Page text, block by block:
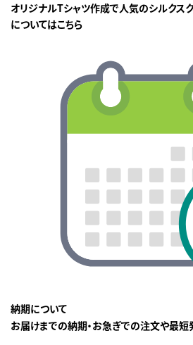
オリジナルTシャツ作成で人気のシルクス
についてはこちら
納期について
お届けまでの納期・お急ぎでの注文や最